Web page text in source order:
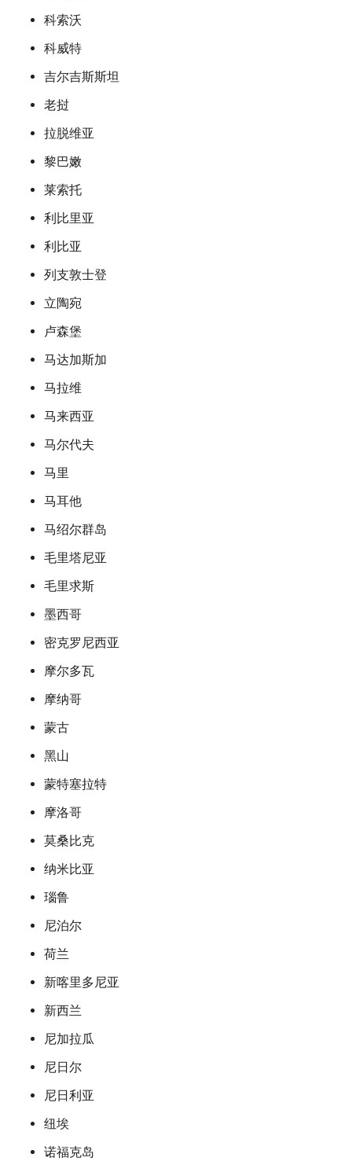
科索沃
科威特
吉尔吉斯斯坦
老挝
拉脱维亚
黎巴嫩
莱索托
利比里亚
利比亚
列支敦士登
立陶宛
卢森堡
马达加斯加
马拉维
马来西亚
马尔代夫
马里
马耳他
马绍尔群岛
毛里塔尼亚
毛里求斯
墨西哥
密克罗尼西亚
摩尔多瓦
摩纳哥
蒙古
黑山
蒙特塞拉特
摩洛哥
莫桑比克
纳米比亚
瑙鲁
尼泊尔
荷兰
新喀里多尼亚
新西兰
尼加拉瓜
尼日尔
尼日利亚
纽埃
诺福克岛